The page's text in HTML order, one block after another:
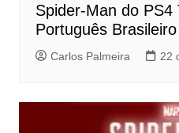
Spider-Man do PS4
Português Brasileiro
Carlos Palmeira 22